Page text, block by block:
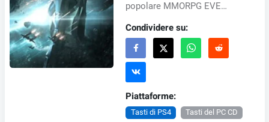
popolare MMORPG EVE
combattimento elitario e
immergiti nelle ba...
Condividere su:
Piattaforme:
Tasti di PS4 Tasti del PC CD